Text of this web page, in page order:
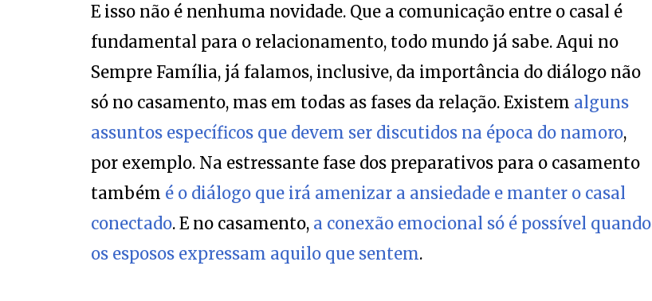
E isso não é nenhuma novidade. Que a comunicação entre o casal é
fundamental para o relacionamento, todo mundo já sabe. Aqui no
Sempre Família, já falamos, inclusive, da importância do diálogo não
só no casamento, mas em todas as fases da relação. Existem alguns
assuntos específicos que devem ser discutidos na época do namoro,
por exemplo. Na estressante fase dos preparativos para o casamento
também é o diálogo que irá amenizar a ansiedade e manter o casal
conectado. E no casamento, a conexão emocional só é possível quando
os esposos expressam aquilo que sentem.